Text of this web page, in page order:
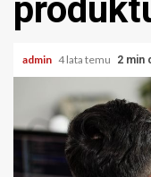
admin 4 lata temu 2 min